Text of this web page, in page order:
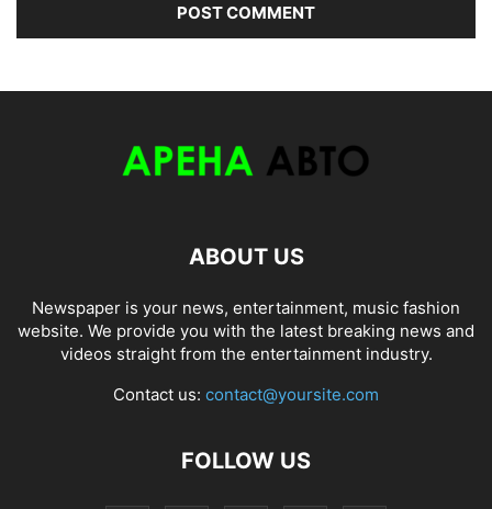
ABOUT US
Newspaper is your news, entertainment, music fashion
website. We provide you with the latest breaking news and
videos straight from the entertainment industry.
Contact us: contact@yoursite.com
FOLLOW US